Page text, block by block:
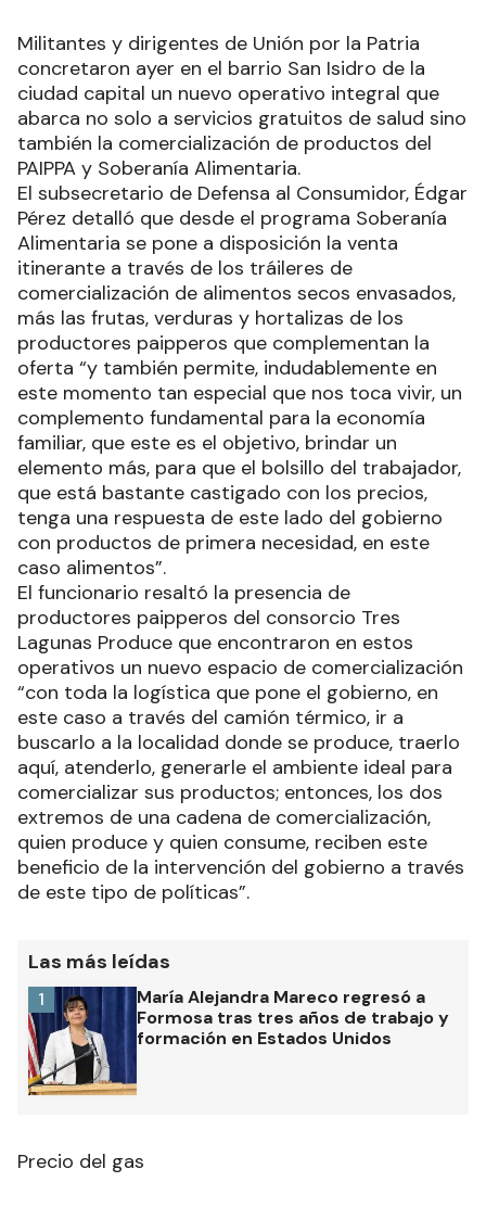
Militantes y dirigentes de Unión por la Patria
concretaron ayer en el barrio San Isidro de la
ciudad capital un nuevo operativo integral que
abarca no solo a servicios gratuitos de salud sino
también la comercialización de productos del
PAIPPA y Soberanía Alimentaria.
El subsecretario de Defensa al Consumidor, Édgar
Pérez detalló que desde el programa Soberanía
Alimentaria se pone a disposición la venta
itinerante a través de los tráileres de
comercialización de alimentos secos envasados,
más las frutas, verduras y hortalizas de los
productores paipperos que complementan la
oferta “y también permite, indudablemente en
este momento tan especial que nos toca vivir, un
complemento fundamental para la economía
familiar, que este es el objetivo, brindar un
elemento más, para que el bolsillo del trabajador,
que está bastante castigado con los precios,
tenga una respuesta de este lado del gobierno
con productos de primera necesidad, en este
caso alimentos”.
El funcionario resaltó la presencia de
productores paipperos del consorcio Tres
Lagunas Produce que encontraron en estos
operativos un nuevo espacio de comercialización
“con toda la logística que pone el gobierno, en
este caso a través del camión térmico, ir a
buscarlo a la localidad donde se produce, traerlo
aquí, atenderlo, generarle el ambiente ideal para
comercializar sus productos; entonces, los dos
extremos de una cadena de comercialización,
quien produce y quien consume, reciben este
beneficio de la intervención del gobierno a través
de este tipo de políticas”.
Las más leídas
María Alejandra Mareco regresó a
Formosa tras tres años de trabajo y
formación en Estados Unidos
1
Precio del gas